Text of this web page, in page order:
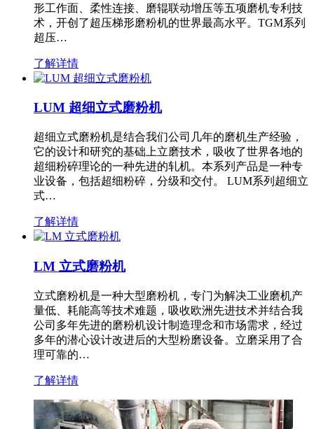
形工作面、柔性连接、磨辊联动增压等五项磨机专利技
术，开创了超压梯形磨粉机的世界最高水平。TGM系列
超压…
了解详情
LUM 超细立式磨粉机
超细立式磨粉机是结合我们公司几年的磨机生产经验，
它的设计和研究的基础上立磨技术，吸收了世界各地的
超细粉碎理论的一种先进的轧机。本系列产品是一种专
业设备，包括超细粉碎，分级和交付。 LUM系列超细立
式…
了解详情
LM 立式磨粉机
立式磨粉机是一种大型磨粉机，专门为解决工业磨机产
量低、耗能高等技术难题，吸收欧洲先进技术并结合我
公司多年先进的磨粉机设计制造理念和市场需求，经过
多年的潜心设计改进后的大型粉磨设备。立磨采用了合
理可靠的…
了解详情